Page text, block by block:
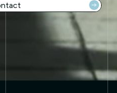
Contact 👉